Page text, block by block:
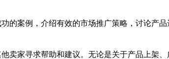
的案例，介绍有效的市场推广策略，讨论产
卖家寻求帮助和建议。无论是关于产品上架